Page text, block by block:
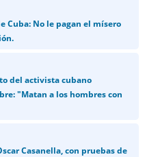
Cuba: No le pagan el mísero
del activista cubano
"Matan a los hombres con
Casanella, con pruebas de